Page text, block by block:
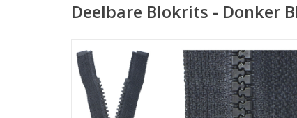
Deelbare Blokrits - Donker